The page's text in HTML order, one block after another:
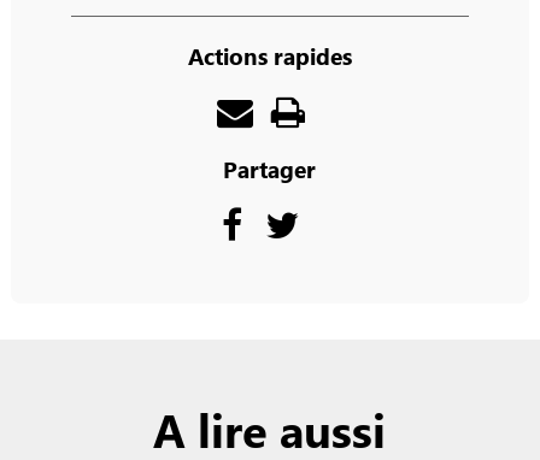
Actions rapides
Partager
A lire aussi